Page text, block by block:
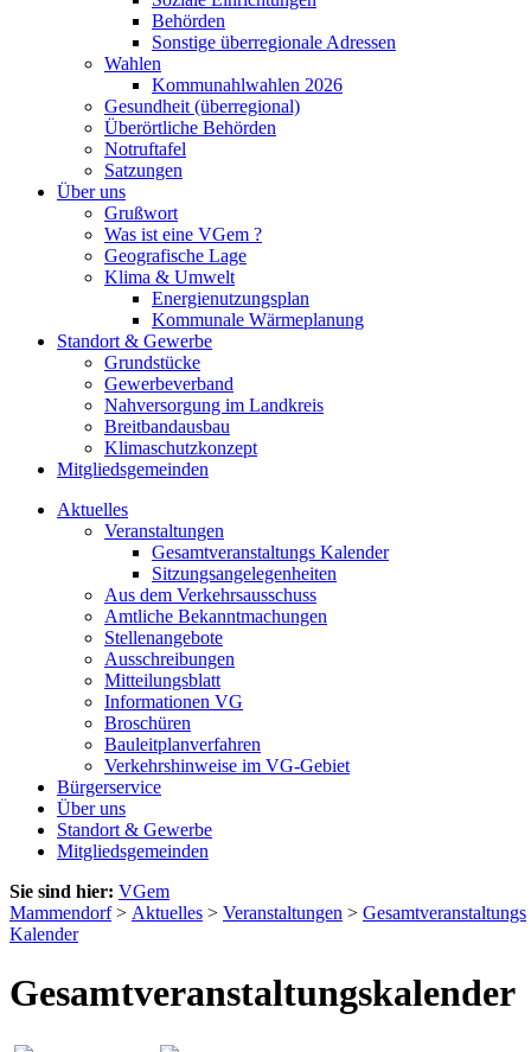
Behörden
Sonstige überregionale Adressen
Wahlen
Kommunahlwahlen 2026
Gesundheit (überregional)
Überörtliche Behörden
Notruftafel
Satzungen
Über uns
Grußwort
Was ist eine VGem ?
Geografische Lage
Klima & Umwelt
Energienutzungsplan
Kommunale Wärmeplanung
Standort & Gewerbe
Grundstücke
Gewerbeverband
Nahversorgung im Landkreis
Breitbandausbau
Klimaschutzkonzept
Mitgliedsgemeinden
Aktuelles
Veranstaltungen
Gesamtveranstaltungs Kalender
Sitzungsangelegenheiten
Aus dem Verkehrsausschuss
Amtliche Bekanntmachungen
Stellenangebote
Ausschreibungen
Mitteilungsblatt
Informationen VG
Broschüren
Bauleitplanverfahren
Verkehrshinweise im VG-Gebiet
Bürgerservice
Über uns
Standort & Gewerbe
Mitgliedsgemeinden
Sie sind hier: VGem
Mammendorf> Aktuelles > Veranstaltungen > Gesamtveranstaltungs
Kalender
Gesamtveranstaltungskalender